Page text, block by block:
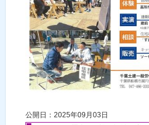
公開日：2025年09月03日